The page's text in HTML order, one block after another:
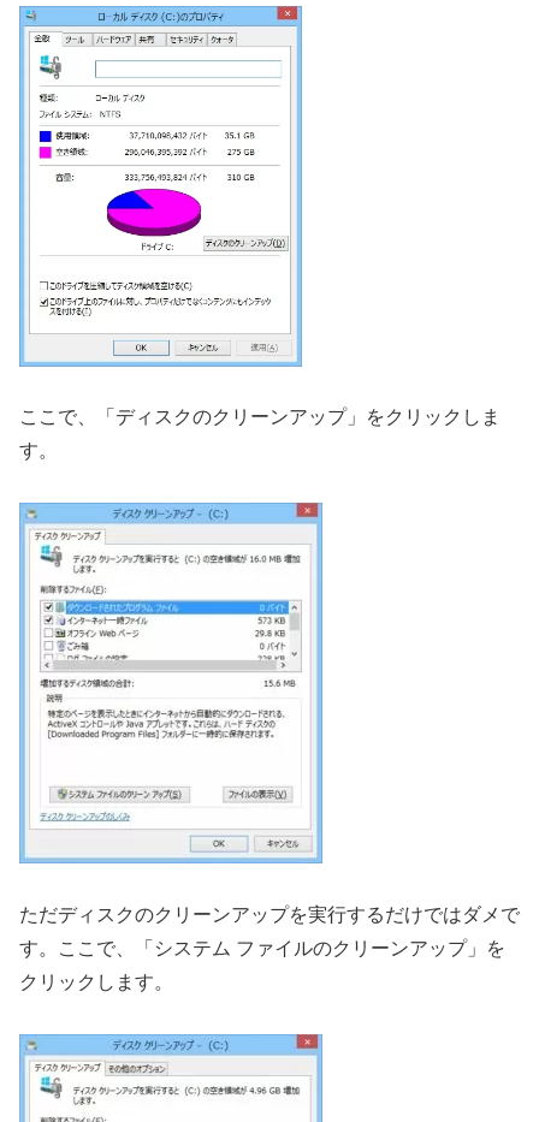
ここで、「ディスクのクリーンアップ」をクリックしま
す。
ただディスクのクリーンアップを実行するだけではダメで
す。ここで、「システム ファイルのクリーンアップ」を
クリックします。